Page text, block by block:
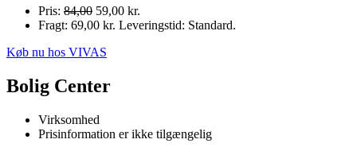
Pris: 84,00 59,00 kr.
Fragt: 69,00 kr. Leveringstid: Standard.
Køb nu hos VIVAS
Bolig Center
Virksomhed
Prisinformation er ikke tilgængelig